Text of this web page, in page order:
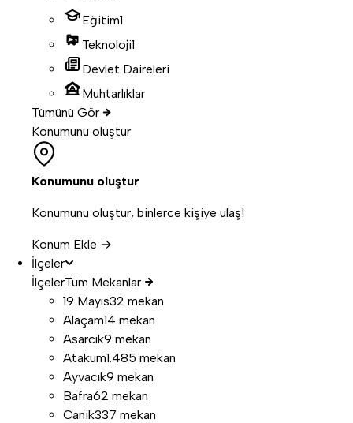
Eğitim1
Teknoloji1
Devlet Daireleri
Muhtarlıklar
Tümünü Gör
Konumunu oluştur
Konumunu oluştur
Konumunu oluştur, binlerce kişiye ulaş!
Konum Ekle →
İlçeler
İlçelerTüm Mekanlar
19 Mayıs32 mekan
Alaçam14 mekan
Asarcık9 mekan
Atakum1.485 mekan
Ayvacık9 mekan
Bafra62 mekan
Canik337 mekan